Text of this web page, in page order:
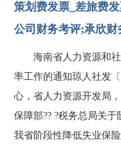
策划费发票_差旅费
公司财务考评;承欣财务
海南省人力资源和
率工作的通知琼人社发〔2023
心，省人力资源开发局
保障部?? ?税务总局关于
我省阶段性降低失业保险